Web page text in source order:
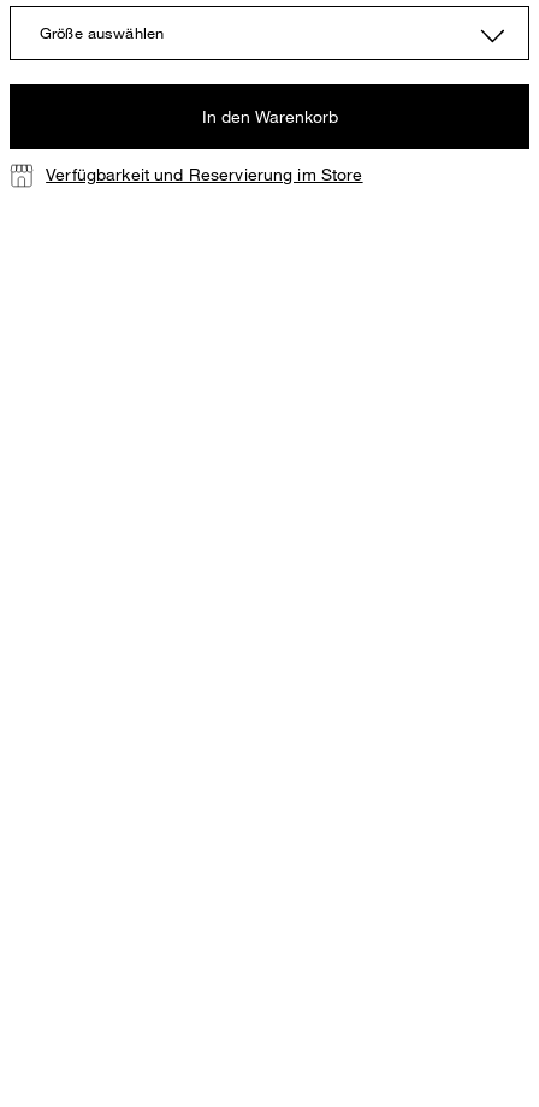
Größe auswählen
In den Warenkorb
Verfügbarkeit und Reservierung im Store